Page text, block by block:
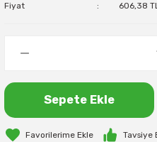
Fiyat
606,38
Sepete Ekle
Tavsiye